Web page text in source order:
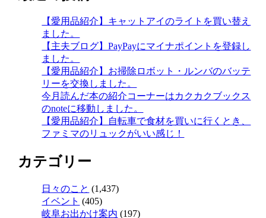
【愛用品紹介】キャットアイのライトを買い替え
ました。
【主夫ブログ】PayPayにマイナポイントを登録し
ました。
【愛用品紹介】お掃除ロボット・ルンバのバッテ
リーを交換しました。
今月読んだ本の紹介コーナーはカクカクブックス
のnoteに移動しました。
【愛用品紹介】自転車で食材を買いに行くとき、
ファミマのリュックがいい感じ！
カテゴリー
日々のこと (1,437)
イベント (405)
岐阜お出かけ案内 (197)